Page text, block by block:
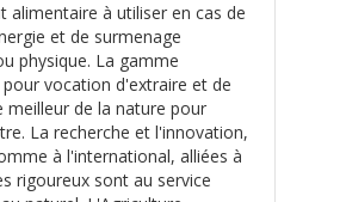
alimentaire à utiliser en cas de
et de surmenage
physique. La gamme
vocation d'extraire et de
meilleur de la nature pour
La recherche et l'innovation,
à l'international, alliées à
rigoureux sont au service